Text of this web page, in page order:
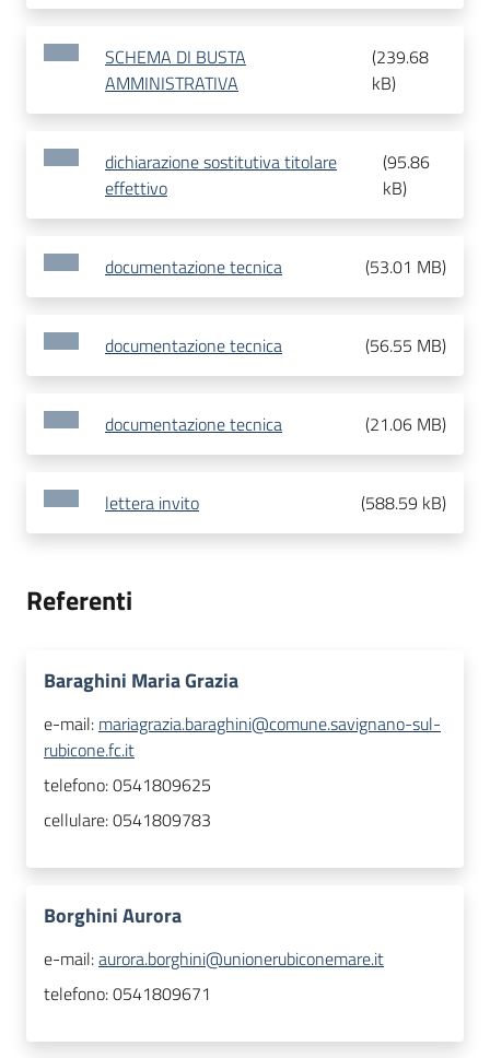
SCHEMA DI BUSTA
AMMINISTRATIVA
(239.68
kB)
dichiarazione sostitutiva titolare
effettivo
(95.86
kB)
documentazione tecnica (53.01 MB)
documentazione tecnica (56.55 MB)
documentazione tecnica (21.06 MB)
lettera invito (588.59 kB)
Referenti
Baraghini Maria Grazia
e-mail: mariagrazia.baraghini@comune.savignano-sul-
rubicone.fc.it
telefono:0541809625
cellulare:0541809783
Borghini Aurora
e-mail:aurora.borghini@unionerubiconemare.it
telefono:0541809671